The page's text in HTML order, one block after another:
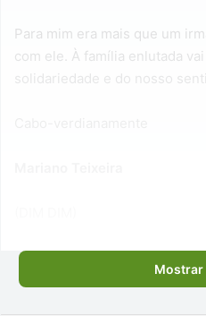
Para mim era mais que um
com ele. À família enlutada
solidariedade e do nosso
Mostrar